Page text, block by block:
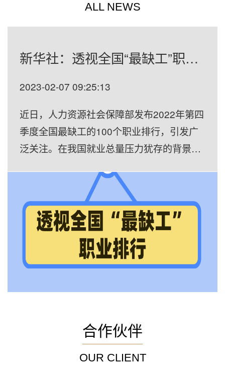
ALL NEWS
新华社：透视全国“最缺工”职业排行
2023-02-07 09:25:13
近日，人力资源社会保障部发布2022年第四
季度全国最缺工的100个职业排行，引发广
泛关注。在我国就业总量压力犹存的背景
合作伙伴
OUR CLIENT